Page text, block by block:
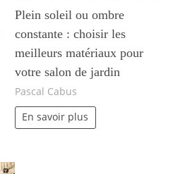
Plein soleil ou ombre
constante : choisir les
meilleurs matériaux pour
votre salon de jardin
Pascal Cabus
En savoir plus